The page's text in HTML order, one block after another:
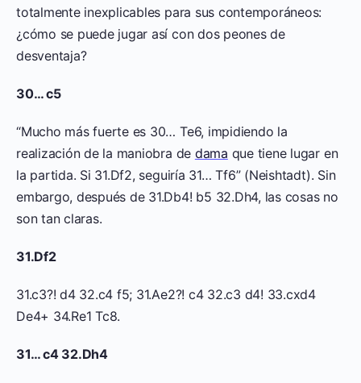
totalmente inexplicables para sus contemporáneos:
¿cómo se puede jugar así con dos peones de
desventaja?
30… c5
“Mucho más fuerte es 30… Te6, impidiendo la
realización de la maniobra de dama que tiene lugar en
la partida. Si 31.Df2, seguiría 31… Tf6” (Neishtadt). Sin
embargo, después de 31.Db4! b5 32.Dh4, las cosas no
son tan claras.
31.Df2
31.c3?! d4 32.c4 f5; 31.Ae2?! c4 32.c3 d4! 33.cxd4
De4+ 34.Re1 Tc8.
31… c4 32.Dh4